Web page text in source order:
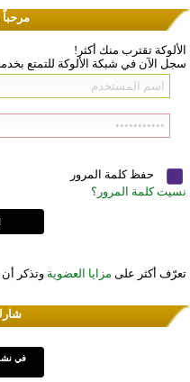
الألوكة تقترب منك أكثر!
سجل الآن في شبكة الألوكة للتمتع
حفظ كلمة المرور
نسيت كلمة المرور؟
تعرّف أكثر على مزايا العضوية وتذكر أن
في